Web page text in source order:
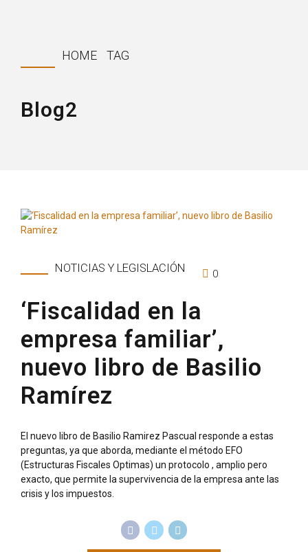
HOME TAG
Blog2
NOTICIAS Y LEGISLACIÓN 0
‘Fiscalidad en la
empresa familiar’,
nuevo libro de Basilio
Ramírez
El nuevo libro de Basilio Ramirez Pascual responde a estas
preguntas, ya que aborda, mediante el método EFO
(Estructuras Fiscales Optimas) un protocolo , amplio pero
exacto, que permite la supervivencia de la empresa ante las
crisis y los impuestos.